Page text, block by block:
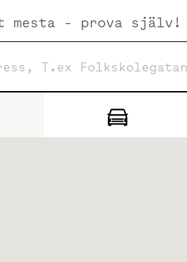
till t-bana Kista. Bilburna
bort.
lunchrestaurang,
- prova själv!